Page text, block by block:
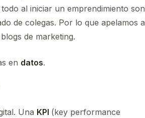
al iniciar un emprendimiento son
de colegas. Por lo que apelamos
de marketing.
en datos.
Una KPI (key performance